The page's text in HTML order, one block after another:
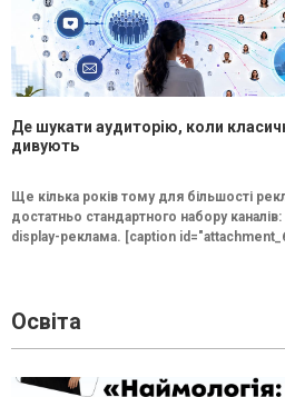
Де шукати аудиторію, коли
дивують
Ще кілька років тому для більшості
достатньо стандартного набору
display-реклама. [caption
Освіта